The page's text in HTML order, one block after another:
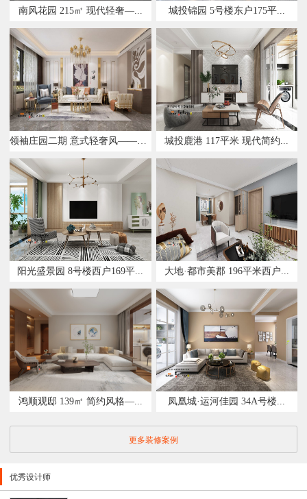
南风花园 215㎡ 现代轻奢—...
阳光盛景园 8号楼西户169平...
鸿顺观邸 139㎡ 简约风格—...
城投锦园 5号楼东户175平...
城投鹿港 117平米 现代简约...
大地·都市美郡 196平米西户...
凤凰城·运河佳园 34A号楼...
更多装修案例
优秀设计师